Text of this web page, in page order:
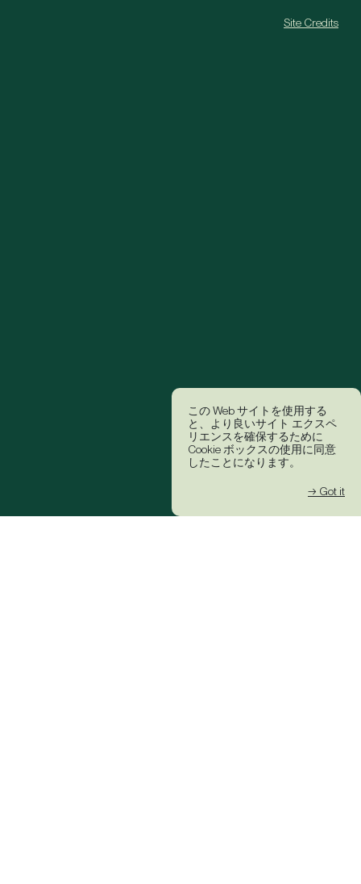
この Web サイトを使用する
と、より良いサイト エクスペ
リエンスを確保するために
Cookie ボックスの使用に同意
したことになります。
→ Got it
Site Credits